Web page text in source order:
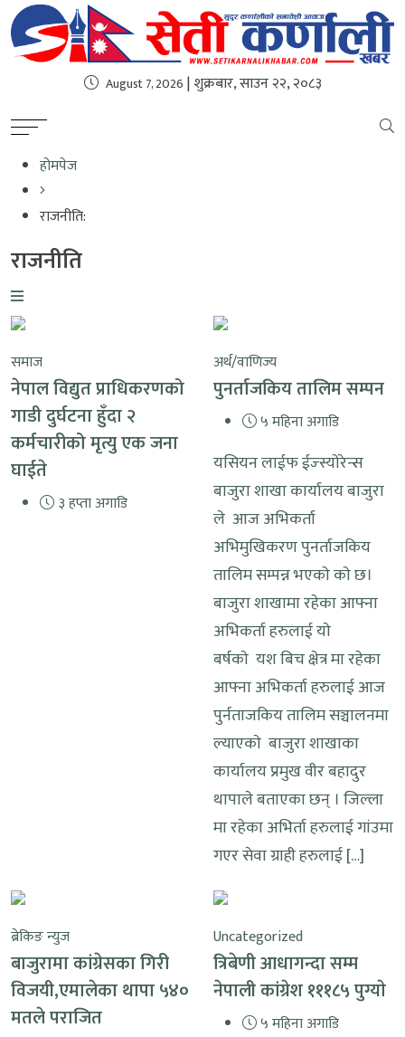
August 7, 2026 | शुक्रबार, साउन २२, २०८३
होमपेज
राजनीति:
राजनीति
समाज
नेपाल विद्युत प्राधिकरणको
गाडी दुर्घटना हुँदा २
कर्मचारीको मृत्यु एक जना
घाईते
३ हप्ता अगाडि
अर्थ/वाणिज्य
पुनर्ताजकिय तालिम सम्पन
५ महिना अगाडि
यसियन लाईफ ईज्स्याेरेन्स
बाजुरा शाखा कार्यालय बाजुरा
ले आज अभिकर्ता
अभिमुखिकरण पुनर्ताजकिय
तालिम सम्पन्न भएकाे काे छ।
बाजुरा शाखामा रहेका आफ्ना
अभिकर्ता हरुलाई याे
बर्षकाे यश बिच क्षेत्र मा रहेका
आफ्ना अभिकर्ता हरुलाई आज
पुर्नताजकिय तालिम सञ्चालनमा
ल्याएकाे बाजुरा शाखाका
कार्यालय प्रमुख वीर बहादुर
थापाले बताएका छन् । जिल्ला
मा रहेका अभिर्ता हरुलाई गांउमा
गएर सेवा ग्राही हरुलाई […]
ब्रेकिङ न्युज
बाजुरामा कांग्रेसका गिरी
विजयी,एमालेका थापा ५४०
मतले पराजित
Uncategorized
त्रिबेणी आधागन्दा सम्म
नेपाली कांग्रेश १११८५ पुग्याे
५ महिना अगाडि